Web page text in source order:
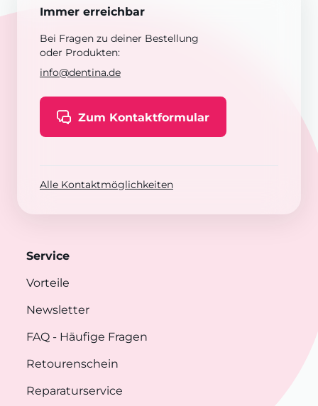
Immer erreichbar
Bei Fragen zu deiner Bestellung
oder Produkten:
info@dentina.de
Zum Kontaktformular
Alle Kontaktmöglichkeiten
Service
Vorteile
Newsletter
FAQ - Häufige Fragen
Retourenschein
Reparaturservice